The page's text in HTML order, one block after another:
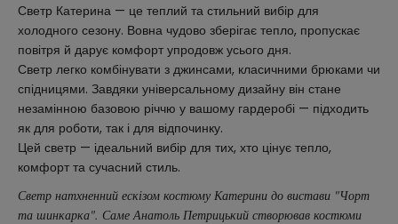
Светр Катерина — це теплий та стильний вибір для
холодного сезону. Вовна чудово зберігає тепло, пропускає
повітря й дарує комфорт упродовж усього дня.
Светр легко комбінувати з джинсами, класичними брюками чи
спідницями. Завдяки універсальному дизайну він стане
незамінною базовою річчю у вашому гардеробі — підходить
як для роботи, так і для відпочинку.
Цей светр — ідеальний вибір для тих, хто цінує тепло,
комфорт та сучасний стиль.
Светр натхненний ескізом костюму Катерини до вистави "Чорт
та шинкарка". Саме Анатоль Петрицький створював костюми